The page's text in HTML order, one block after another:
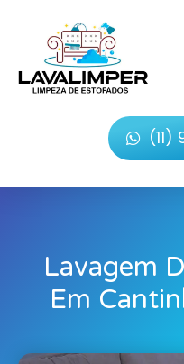
Lavagem
Em